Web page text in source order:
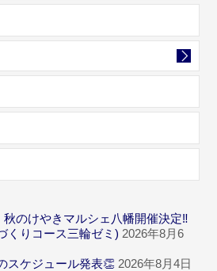
のけやきマルシェ八幡開催決定‼
くりコース三輪ゼミ) 2026年8月6
スケジュール発表👏 2026年8月4日